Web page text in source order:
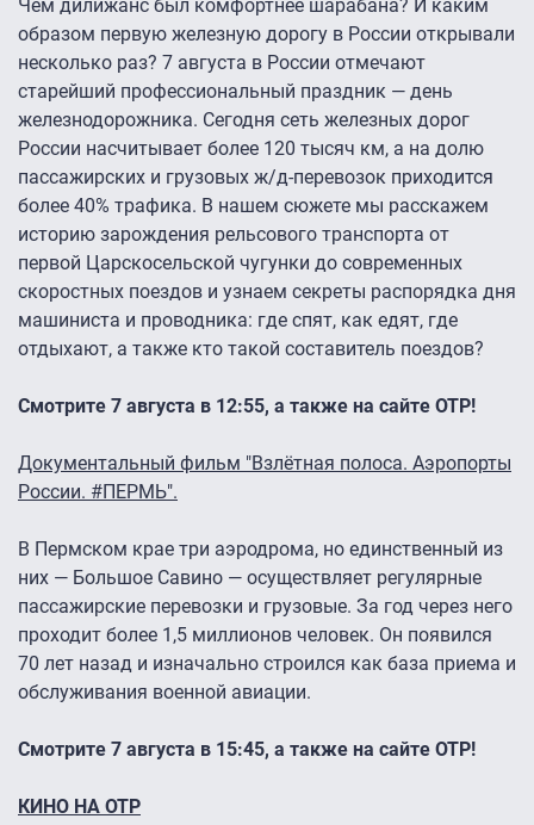
Чем дилижанс был комфортнее шарабана? И каким
образом первую железную дорогу в России открывали
несколько раз? 7 августа в России отмечают
старейший профессиональный праздник — день
железнодорожника. Сегодня сеть железных дорог
России насчитывает более 120 тысяч км, а на долю
пассажирских и грузовых ж/д-перевозок приходится
более 40% трафика. В нашем сюжете мы расскажем
историю зарождения рельсового транспорта от
первой Царскосельской чугунки до современных
скоростных поездов и узнаем секреты распорядка дня
машиниста и проводника: где спят, как едят, где
отдыхают, а также кто такой составитель поездов?
Смотрите 7 августа в 12:55, а также на сайте ОТР!
Документальный фильм "Взлётная полоса. Аэропорты
России. #ПЕРМЬ".
В Пермском крае три аэродрома, но единственный из
них — Большое Савино — осуществляет регулярные
пассажирские перевозки и грузовые. За год через него
проходит более 1,5 миллионов человек. Он появился
70 лет назад и изначально строился как база приема и
обслуживания военной авиации.
Смотрите 7 августа в 15:45, а также на сайте ОТР!
КИНО НА ОТР